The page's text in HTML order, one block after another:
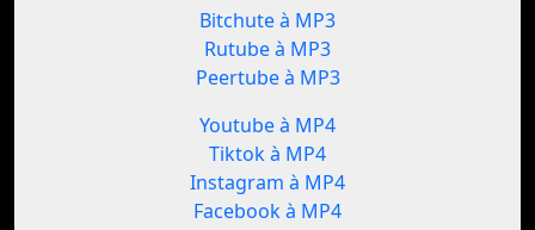
Bitchute à MP3
Rutube à MP3
Peertube à MP3
Youtube à MP4
Tiktok à MP4
Instagram à MP4
Facebook à MP4